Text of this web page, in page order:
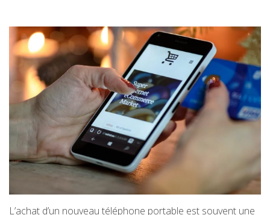
L’achat d’un nouveau téléphone portable est souvent une